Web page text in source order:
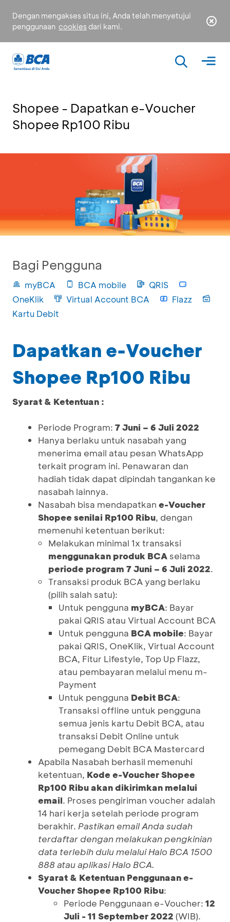
Dengan mengakses situs ini, Anda telah menyetujui
penggunaan cookies dari kami.
Shopee - Dapatkan e-Voucher
Shopee Rp100 Ribu
Bagi Pengguna
myBCA BCA mobile
QRIS
OneKlik
Virtual Account BCA
Flazz
Kartu Debit
Dapatkan e-Voucher
Shopee Rp100 Ribu
Syarat & Ketentuan :
Periode Program: 7 Juni – 6 Juli 2022
Hanya berlaku untuk nasabah yang
menerima email atau pesan WhatsApp
terkait program ini. Penawaran dan
hadiah tidak dapat dipindah tangankan ke
nasabah lainnya.
Nasabah bisa mendapatkan e-Voucher
Shopee senilai Rp100 Ribu, dengan
memenuhi ketentuan berikut:
Melakukan minimal 1x transaksi
menggunakan produk BCA selama
periode program 7 Juni – 6 Juli 2022.
Transaksi produk BCA yang berlaku
(pilih salah satu):
Untuk pengguna myBCA: Bayar
pakai QRIS atau Virtual Account BCA
Untuk pengguna BCA mobile: Bayar
pakai QRIS, OneKlik, Virtual Account
BCA, Fitur Lifestyle, Top Up Flazz,
atau pembayaran melalui menu m-
Payment
Untuk pengguna Debit BCA:
Transaksi offline untuk pengguna
semua jenis kartu Debit BCA, atau
transaksi Debit Online untuk
pemegang Debit BCA Mastercard
Apabila Nasabah berhasil memenuhi
ketentuan, Kode e-Voucher Shopee
Rp100 Ribuakan dikirimkan melalui
email. Proses pengiriman voucher adalah
14 hari kerja setelah periode program
berakhir. Pastikan email Anda sudah
terdaftar dengan melakukan pengkinian
data terlebih dulu melalui Halo BCA 1500
888 atau aplikasi Halo BCA.
Syarat & Ketentuan Penggunaan e-
Voucher Shopee Rp100 Ribu:
Periode Penggunaan e-Voucher: 12
Juli - 11 September 2022 (WIB).